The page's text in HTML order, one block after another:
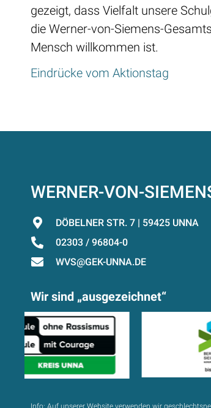
gezeigt, dass Vielfalt unsere
die Werner-von-Siemens-
Mensch willkommen ist.
Eindrücke vom Aktionstag
WERNER-VON-
DÖBELNER STR. 7 | 59425 UNNA
02303 / 96804-0
WVS@GEK-UNNA.DE
Wir sind „ausgezeichnet“
Info: Auf unserer Website verwenden wir